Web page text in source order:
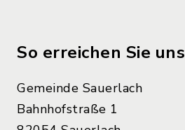
So erreichen Sie uns
Gemeinde Sauerlach
Bahnhofstraße 1